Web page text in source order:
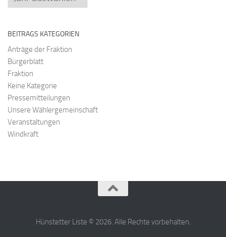
BEITRAGS KATEGORIEN
Anträge der Fraktion
Bürgerblatt
Fraktion
Keine Kategorie
Pressemitteilungen
Unsere Wählergemeinschaft
Veranstaltungen
Windkraft
Hünstetter Liste © 2026. Alle Rechte vorbehalten.